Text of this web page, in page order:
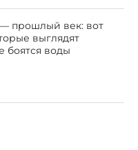
прошлый век: вот
выглядят
боятся воды